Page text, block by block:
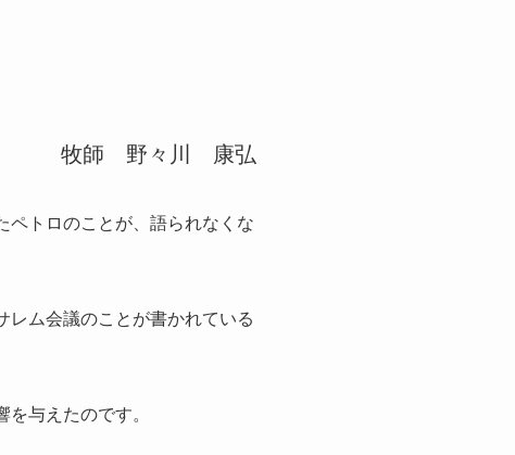
牧師 野々川 康弘
ペトロのことが、語られなくな
レム会議のことが書かれている
与えたのです。